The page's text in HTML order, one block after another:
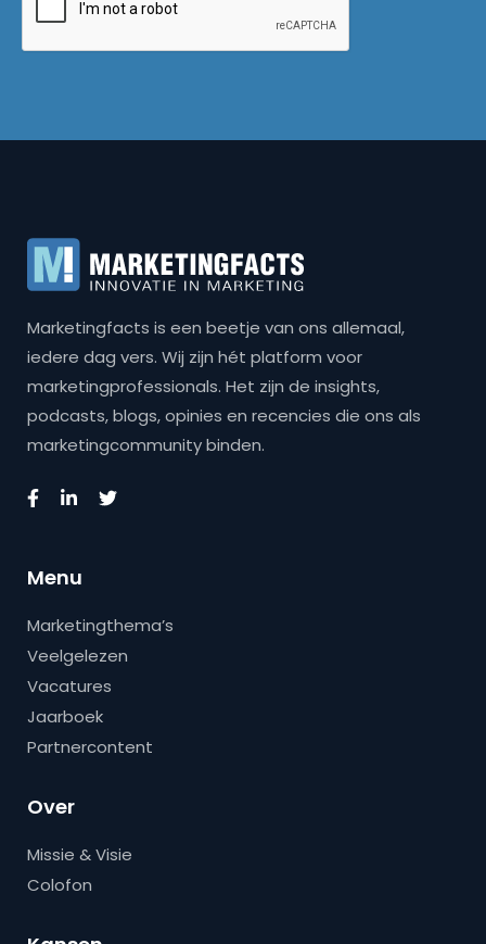
Marketingfacts is een beetje van ons allemaal,
iedere dag vers. Wij zijn hét platform voor
marketingprofessionals. Het zijn de insights,
podcasts, blogs, opinies en recencies die ons als
marketingcommunity binden.
Menu
Marketingthema’s
Veelgelezen
Vacatures
Jaarboek
Partnercontent
Over
Missie & Visie
Colofon